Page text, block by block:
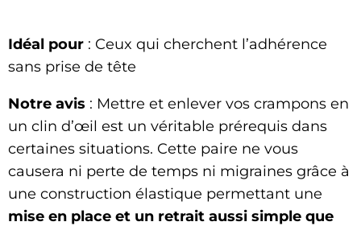
Idéal pour : Ceux qui cherchent l’adhérence
sans prise de tête
Notre avis : Mettre et enlever vos crampons en
un clin d’œil est un véritable prérequis dans
certaines situations. Cette paire ne vous
causera ni perte de temps ni migraines grâce à
une construction élastique permettant une
mise en place et un retrait aussi simple que